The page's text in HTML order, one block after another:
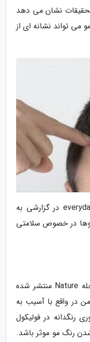
تحقیقات نشان می دهد
می تواند نشانه ای از
به گزارش، پایگاه اینترنتی everydayhealth در گزارشی به
در خصوص سلامتی
یک مطالعه روی موش ها که در مجله Nature منتشر شده
در واقع با آسیب به
در فولیکول
رنگ مو موثر باشد.